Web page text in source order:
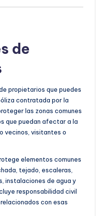
de
propietarios que puedes
contratada por la
las zonas comunes
que puedan afectar a la
vecinos, visitantes o
elementos comunes
tejado, escaleras,
instalaciones de agua y
responsabilidad civil
con esas